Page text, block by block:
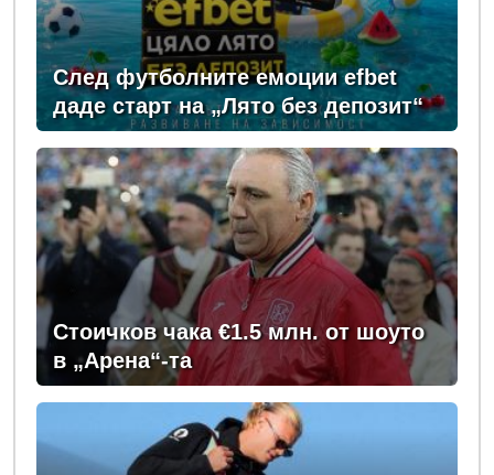
След футболните емоции efbet
даде старт на „Лято без депозит“
Стоичков чака €1.5 млн. от шоуто
в „Арена“-та